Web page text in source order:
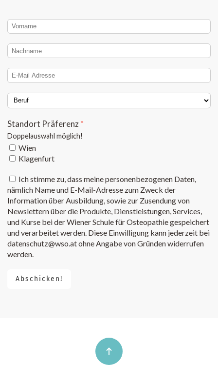
Standort Präferenz
Doppelauswahl möglich!
Wien
Klagenfurt
Ich stimme zu, dass meine personenbezogenen Daten,
nämlich Name und E-Mail-Adresse zum Zweck der
Information über Ausbildung, sowie zur Zusendung von
Newslettern über die Produkte, Dienstleistungen, Services,
und Kurse bei der Wiener Schule für Osteopathie gespeichert
und verarbeitet werden. Diese Einwilligung kann jederzeit bei
datenschutz@wso.at ohne Angabe von Gründen widerrufen
werden.
Abschicken!